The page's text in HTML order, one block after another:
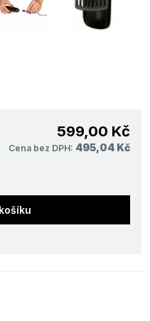
599,00 Kč
Cena bez DPH: 495,04 Kč